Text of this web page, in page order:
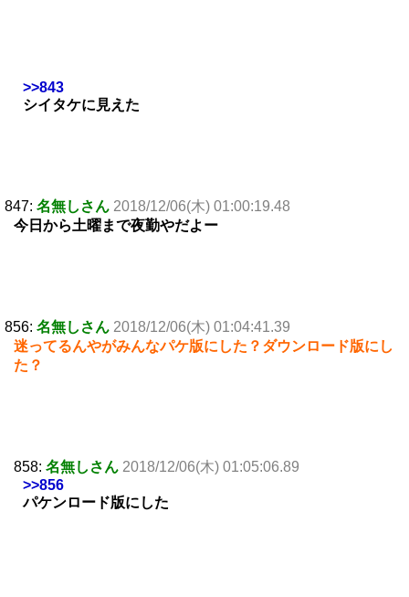
>>843
シイタケに見えた
847: 名無しさん 2018/12/06(木) 01:00:19.48
今日から土曜まで夜勤やだよー
856: 名無しさん 2018/12/06(木) 01:04:41.39
迷ってるんやがみんなパケ版にした？ダウンロード版にし
た？
858: 名無しさん 2018/12/06(木) 01:05:06.89
>>856
パケンロード版にした